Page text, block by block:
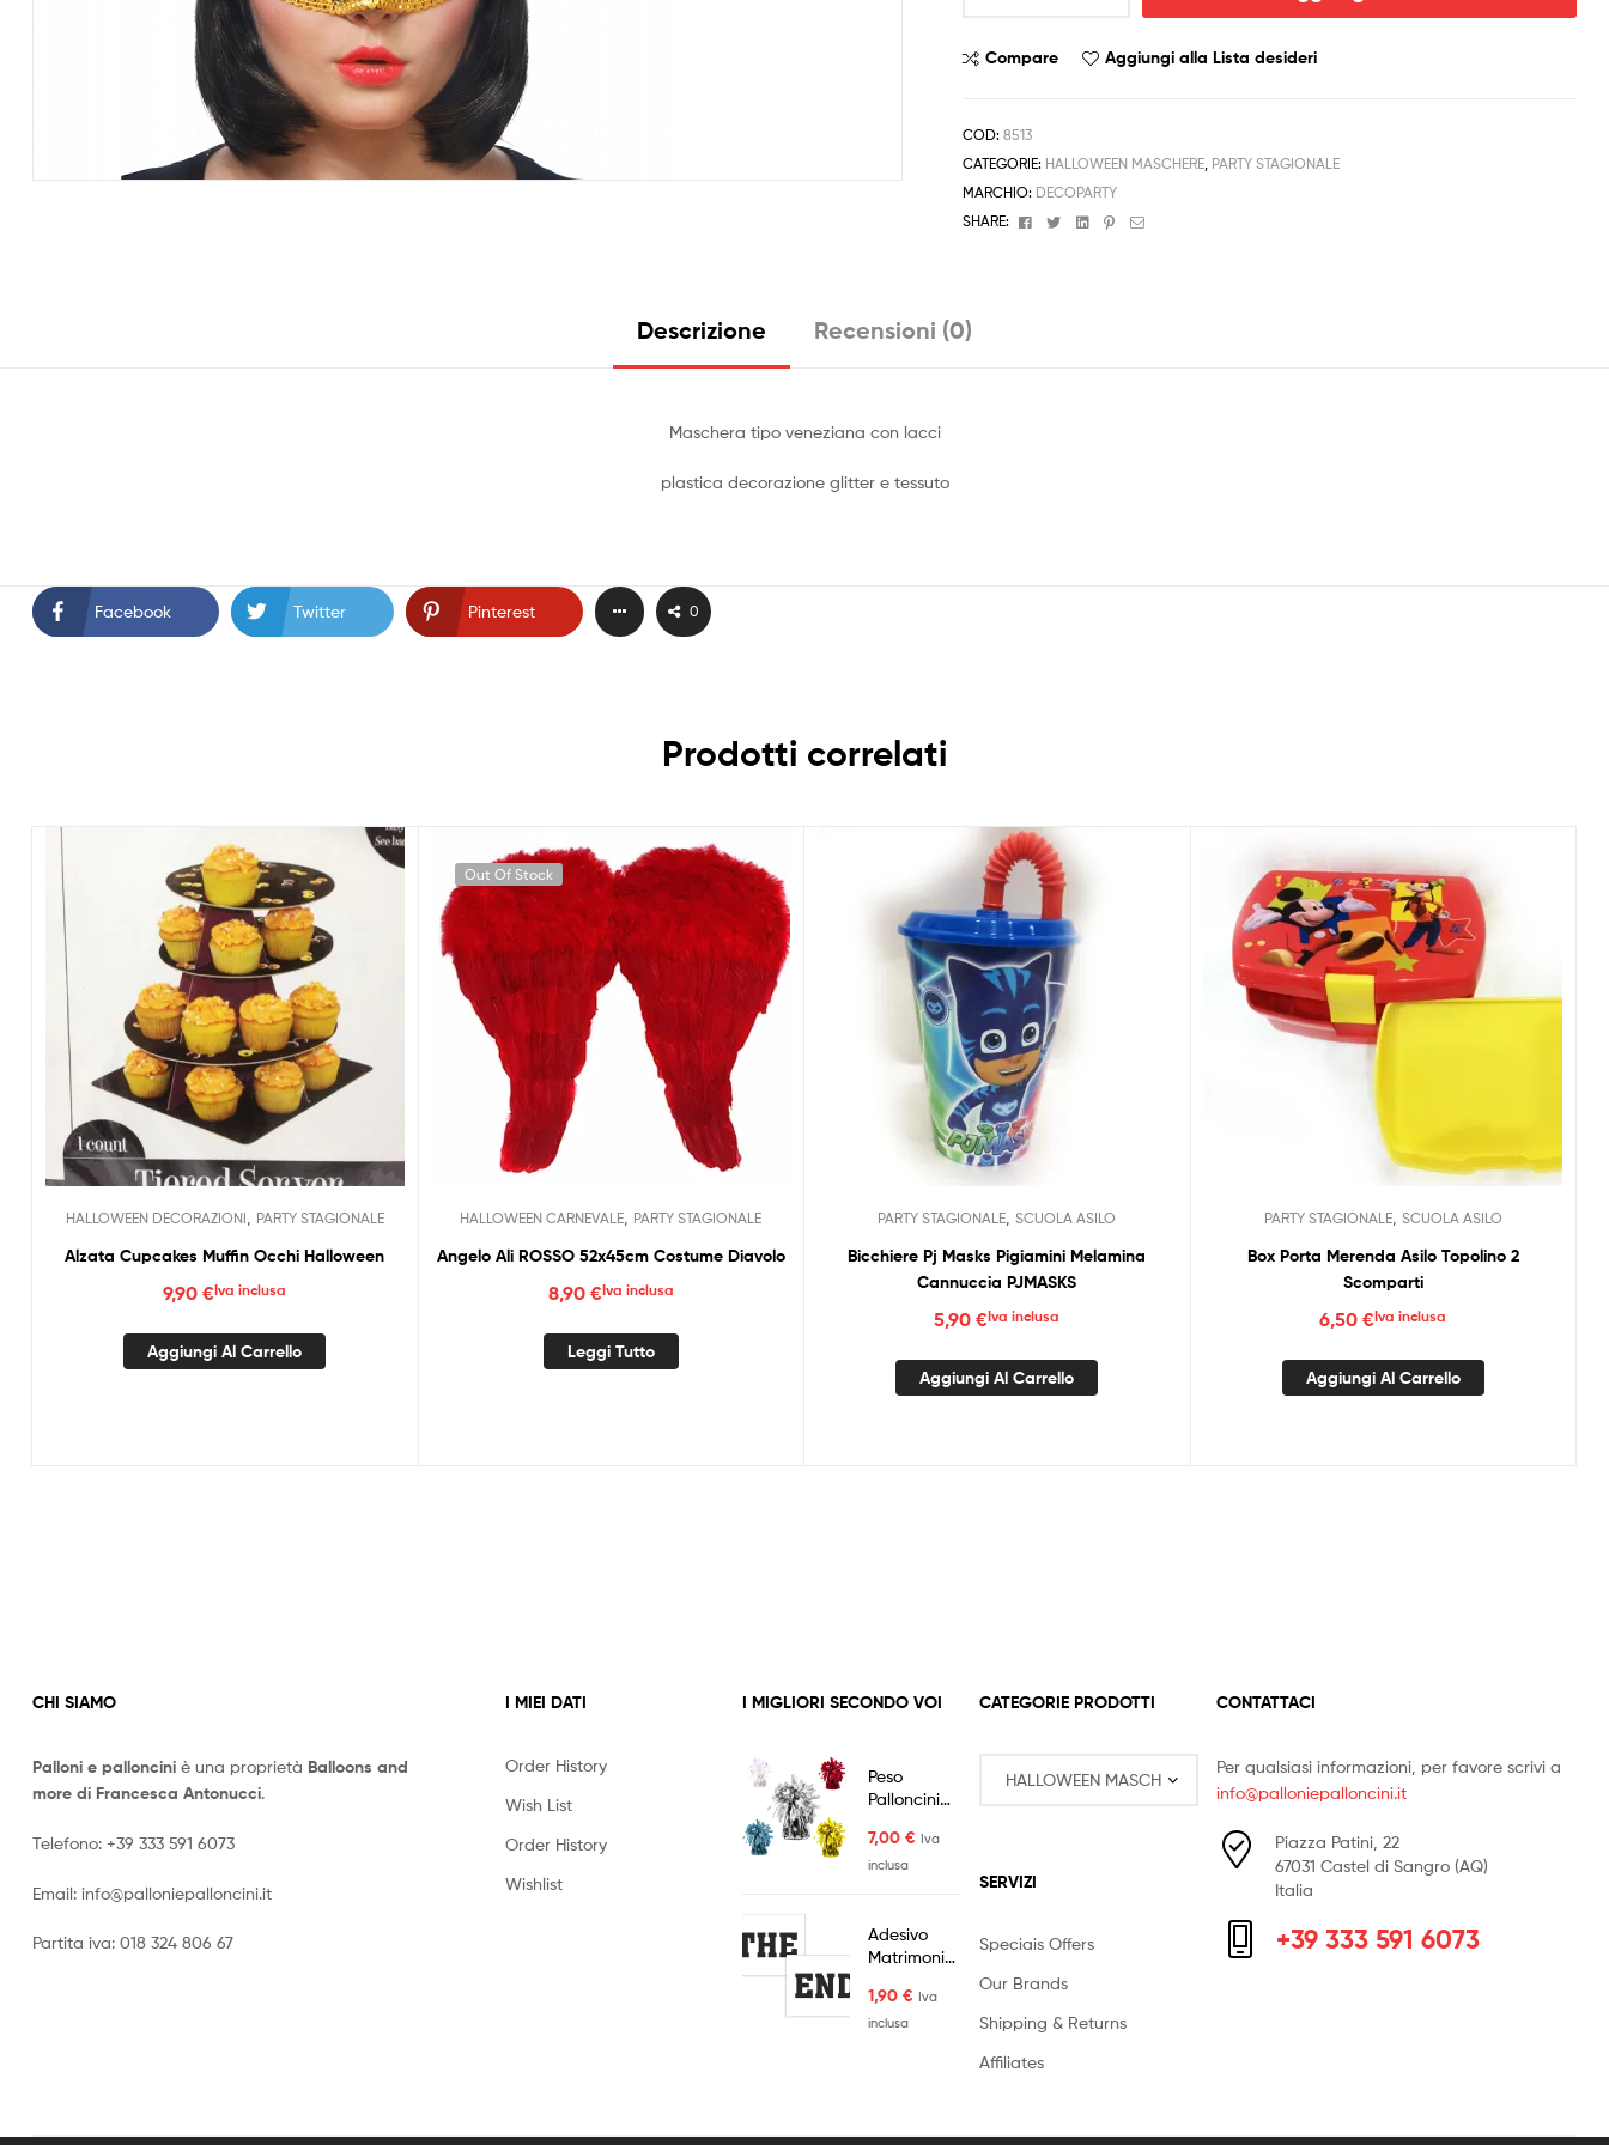
NeroCompare Aggiungi alla Lista desideri
COD:8513
CATEGORIE: HALLOWEEN MASCHERE PARTY STAGIONALE
MARCHIO: DECOPARTY
SHARE:
FacebookTwitterLinkedinPinterest
Email
Descrizione Recensioni (0)
Maschera tipo veneziana con lacci
plastica decorazione glitter e tessuto
Facebook Twitter Pinterest 0
Prodotti correlati
HALLOWEEN DECORAZIONI PARTY STAGIONALE
Alzata Cupcakes Muffin Occhi Halloween
9,90€Iva inclusa
Aggiungi Al Carrello
Out Of Stock
HALLOWEEN CARNEVALE PARTY STAGIONALE
Angelo Ali ROSSO 52x45cm Costume Diavolo
8,90 €Iva inclusa
Leggi Tutto
PARTY STAGIONALE ,SCUOLA ASILO
Bicchiere Pj Masks Pigiamini Melamina
Cannuccia PJMASKS
5,90€Iva inclusa
Aggiungi Al Carrello
PARTY STAGIONALE, SCUOLA ASILO
Box Porta Merenda Asilo Topolino 2
Scomparti
6,50€Iva inclusa
Aggiungi Al Carrello
CHI SIAMO
Palloni e palloncini è una proprietà Balloons and
more di Francesca Antonucci.
Telefono: +39 333 591 6073
Email: info@palloniepalloncini.it
Partita iva: 018 324 806 67
I MIEI DATI
Order History
Wish List
Order History
Wishlist
I MIGLIORI SECONDO VOI
Peso
Palloncini
Colorato
4pz
7,00€ Iva
inclusa
Adesivo
Matrimonio
Messaggio
Sottoscarpa
1,90€ Iva
inclusa
CATEGORIE PRODOTTI
SERVIZI
Speciais Offers
Our Brands
Shipping & Returns
Affiliates
CONTATTACI
Per qualsiasi informazioni, per favore scrivi a
info@palloniepalloncini.it
Piazza Patini, 22
67031 Castel di Sangro (AQ)
Italia
+39 333 591 6073